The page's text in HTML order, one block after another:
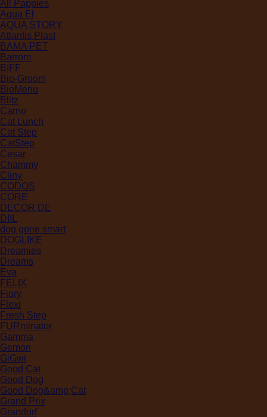
All Pappies
Aqua El
AQUA STORY
Atlantis Plast
BAMA PET
Barrom
BIFF
Bio-Groom
BioMenu
Blitz
Carno
Cat Lunch
Cat Step
CatStep
Cesar
Chammy
Cliny
CODOS
CORE
DECOR DE
DIIL
dog gone smart
DOGLIKE
Dreamies
Dreams
Eva
FELIX
Fiory
Flexi
Fresh Step
FURminator
Gamma
Gemon
GiGwi
Good Cat
Good Dog
Good Dog&amp;Cat
Grand Prix
Grandorf